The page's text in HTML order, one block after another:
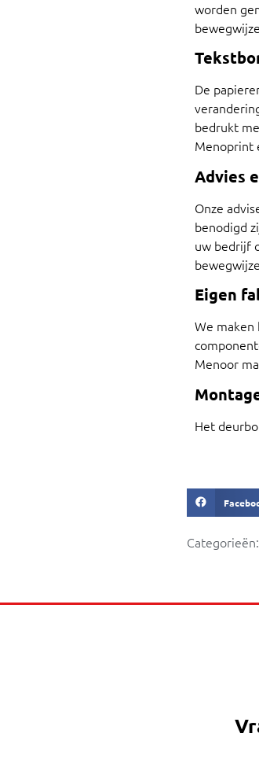
worden
De
bedrukt
Menoprint
Advies
Onze
benodigd
uw bedrijf
Eigen
We
Menoor
Het
Categorieën: